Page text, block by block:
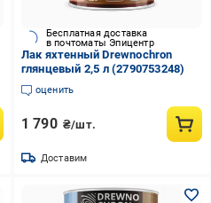
Бесплатная доставка
в почтоматы Эпицентр
Лак яхтенный Drewnochron
глянцевый 2,5 л (2790753248)
оценить
1 790 ₴/шт.
Доставим